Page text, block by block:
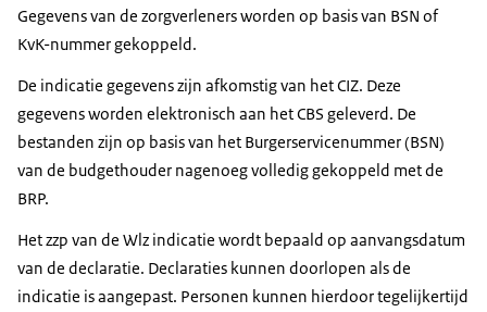
Gegevens van de zorgverleners worden op basis van BSN of
KvK-nummer gekoppeld.
De indicatie gegevens zijn afkomstig van het CIZ. Deze
gegevens worden elektronisch aan het CBS geleverd. De
bestanden zijn op basis van het Burgerservicenummer (BSN)
van de budgethouder nagenoeg volledig gekoppeld met de
BRP.
Het zzp van de Wlz indicatie wordt bepaald op aanvangsdatum
van de declaratie. Declaraties kunnen doorlopen als de
indicatie is aangepast. Personen kunnen hierdoor tegelijkertijd